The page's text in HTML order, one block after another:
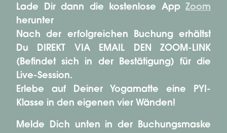
Lade Dir dann die kostenlose App Zoom
herunter
Nach der erfolgreichen Buchung erhältst
Du DIREKT VIA EMAIL DEN ZOOM-LINK
(Befindet sich in der Bestätigung) für die
Live-Session.
Erlebe auf Deiner Yogamatte eine PYI-
Klasse in den eigenen vier Wänden!
Melde Dich unten in der Buchungsmaske